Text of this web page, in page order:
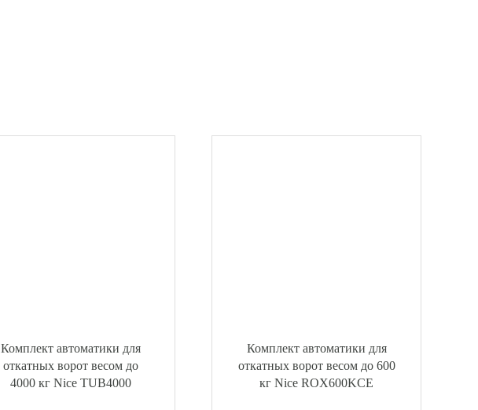
Комплект автоматики для
откатных ворот весом до
4000 кг Nice TUB4000
Комплект автоматики для
откатных ворот весом до 600
кг Nice ROX600KCE